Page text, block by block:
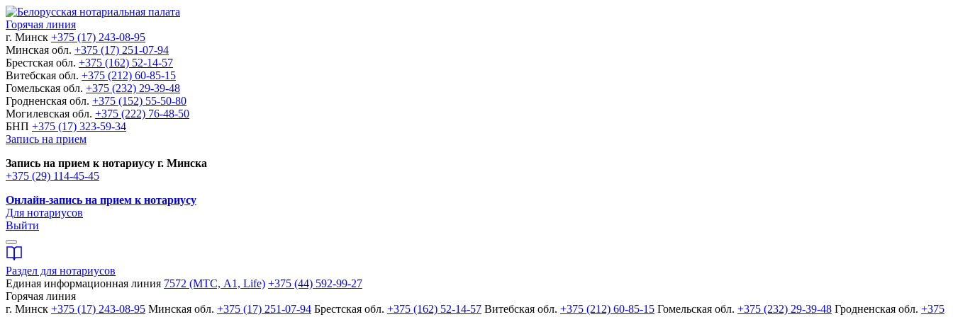
Горячая линия
г. Минск +375 (17) 243-08-95
Минская обл. +375 (17) 251-07-94
Брестская обл. +375 (162) 52-14-57
Витебская обл. +375 (212) 60-85-15
Гомельская обл. +375 (232) 29-39-48
Гродненская обл. +375 (152) 55-50-80
Могилевская обл. +375 (222) 76-48-50
БНП +375 (17) 323-59-34
Запись на прием
Запись на прием к нотариусу г. Минска
+375 (29) 114-45-45
Онлайн-запись на прием к нотариусу
Для нотариусов
Выйти
Раздел для нотариусов
Единая информационная линия 7572 (МТС, A1, Life) +375 (44) 592-99-27
Горячая линия
г. Минск +375 (17) 243-08-95 Минская обл. +375 (17) 251-07-94 Брестская обл. +375 (162) 52-14-57 Витебская обл. +375 (212) 60-85-15 Гомельская обл. +375 (232) 29-39-48 Гродненская обл. +375